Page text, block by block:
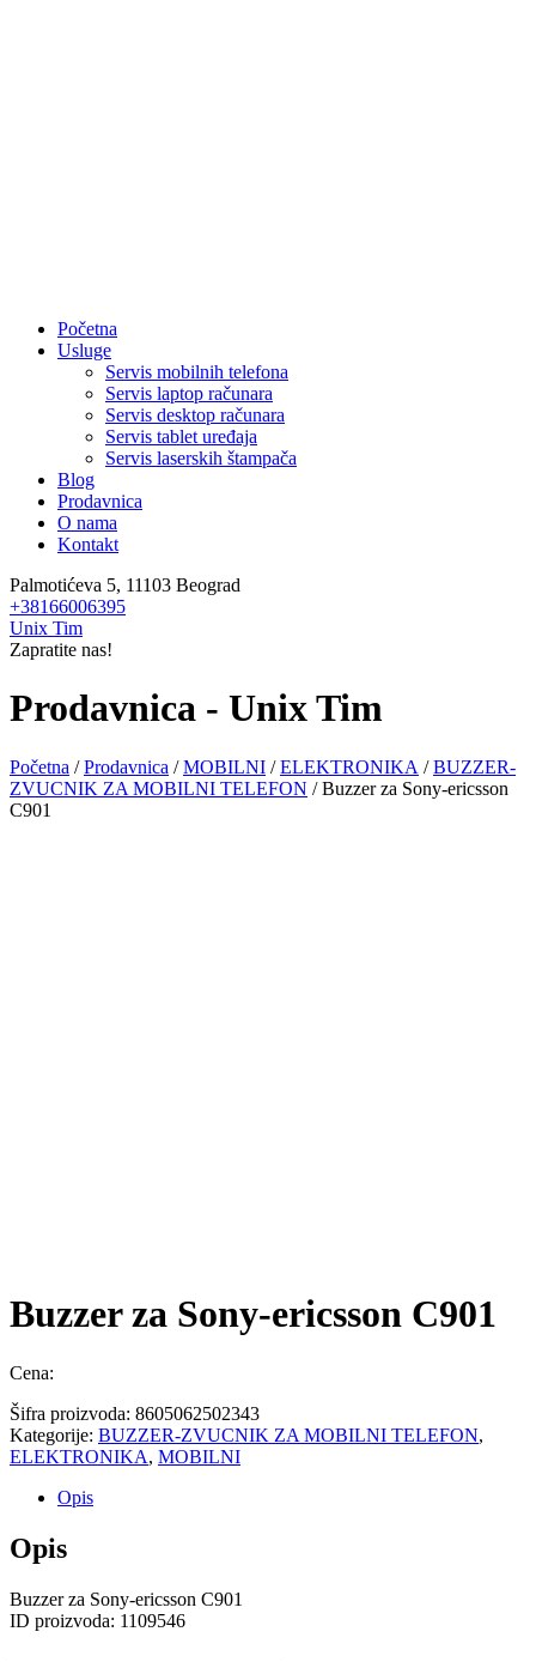
Početna
Usluge
Servis mobilnih telefona
Servis laptop računara
Servis desktop računara
Servis tablet uređaja
Servis laserskih štampača
Blog
Prodavnica
O nama
Kontakt
Palmotićeva 5, 11103 Beograd
+38166006395
Unix Tim
Zapratite nas!
Prodavnica - Unix Tim
Početna /Prodavnica /MOBILNI /ELEKTRONIKA /BUZZER-
ZVUCNIK ZA MOBILNI TELEFON / Buzzer za Sony-ericsson
C901
Buzzer za Sony-ericsson C901
Cena:
Šifra proizvoda: 8605062502343
Kategorije: BUZZER-ZVUCNIK ZA MOBILNI TELEFON,
ELEKTRONIKA, MOBILNI
Opis
Opis
Buzzer za Sony-ericsson C901
ID proizvoda: 1109546